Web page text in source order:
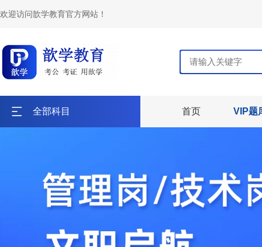
欢迎访问歆学教育官方网站！
全部科目 首页 VIP题